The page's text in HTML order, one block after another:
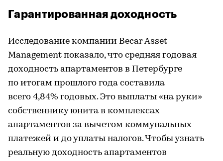
Гарантированная доходность
Исследование компании Becar Asset
Management показало, что средняя годовая
доходность апартаментов в Петербурге
по итогам прошлого года составила
всего 4,84% годовых. Это выплаты «на руки»
собственнику юнита в комплексах
апартаментов за вычетом коммунальных
платежей и до уплаты налогов. Чтобы узнать
реальную доходность апартаментов